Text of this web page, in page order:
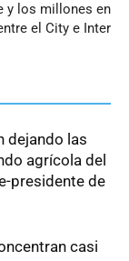
y los millones en
el City e Inter
dejando las
agrícola del
presidente de
casi